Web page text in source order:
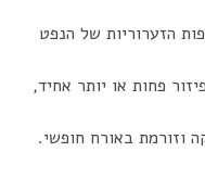
התרבו חיידקי רא"ג-1 הטיפות הזערוריות של הנפט
פחות או יותר אחיד,
וזורמת באורח חופשי.